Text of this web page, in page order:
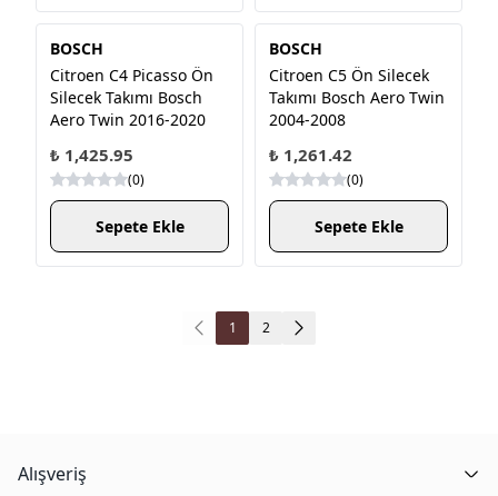
BOSCH
Citroen C4 Picasso Ön
Silecek Takımı Bosch
Aero Twin 2016-2020
₺ 1,425.95
(0)
Sepete Ekle
BOSCH
Citroen C5 Ön Silecek
Takımı Bosch Aero Twin
2004-2008
₺ 1,261.42
(0)
Sepete Ekle
1 2
Alışveriş